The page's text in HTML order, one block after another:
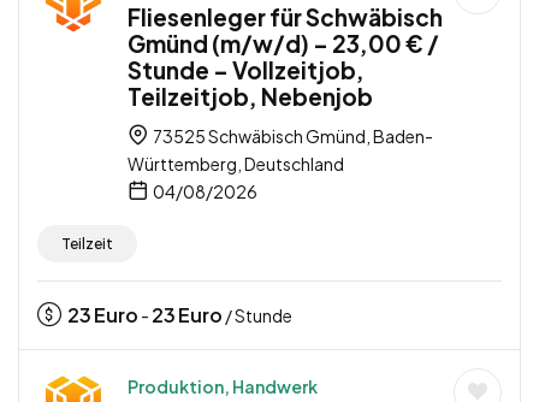
Fliesenleger für Schwäbisch
Gmünd (m/w/d) – 23,00 € /
Stunde – Vollzeitjob,
Teilzeitjob, Nebenjob
73525 Schwäbisch Gmünd, Baden-
Württemberg, Deutschland
04/08/2026
Teilzeit
23Euro - 23Euro / Stunde
Produktion, Handwerk